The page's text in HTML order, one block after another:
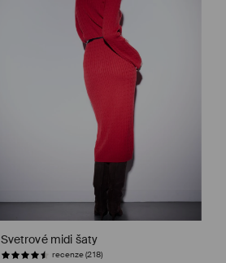
Svetrové midi šaty
recenze (218)